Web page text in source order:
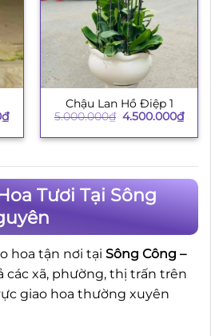
₫Giá
hiện
tại
Chậu Lan Hồ Điệp 1
5.000.000₫ Giá
là:
4.500.000₫Giá
hiện
tại
Tươi Tại Sông
hoa tận nơi tại Sông Công –
các xã, phường, thị trấn trên
giao hoa thường xuyên